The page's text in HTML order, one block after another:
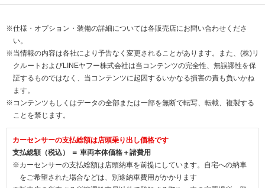
※仕様・オプション・装備の詳細については各販売店にお問い合わせくださ
い。
※当情報の内容は各社により予告なく変更されることがあります。また、(株)リ
クルートおよびLINEヤフー株式会社は当コンテンツの完全性、無誤謬性を保
証するものではなく、当コンテンツに起因するいかなる損害の責も負いかね
ます。
※コンテンツもしくはデータの全部または一部を無断で転写、転載、複製する
ことを禁じます。
カーセンサーの支払総額は店頭乗り出し価格です
支払総額（税込） ＝ 車両本体価格＋諸費用
※カーセンサーの支払総額は店頭納車を前提にしています。自宅への納車
をご希望された場合などは、別途納車費用がかかります